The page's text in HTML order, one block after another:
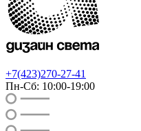
+7(423)270-27-41
Пн-Сб: 10:00-19:00